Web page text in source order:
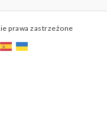
prawa zastrzeżone